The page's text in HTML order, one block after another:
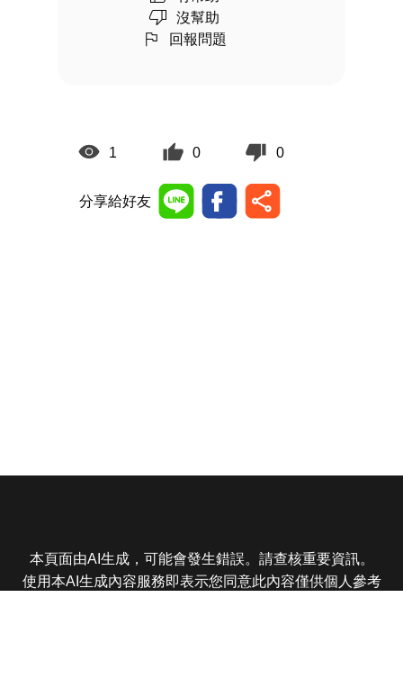
沒幫助
回報問題
1 0 0
分享給好友
本頁面由AI生成，可能會發生錯誤。請查核重要資訊。
使用本AI生成內容服務即表示您同意此內容僅供個人參考